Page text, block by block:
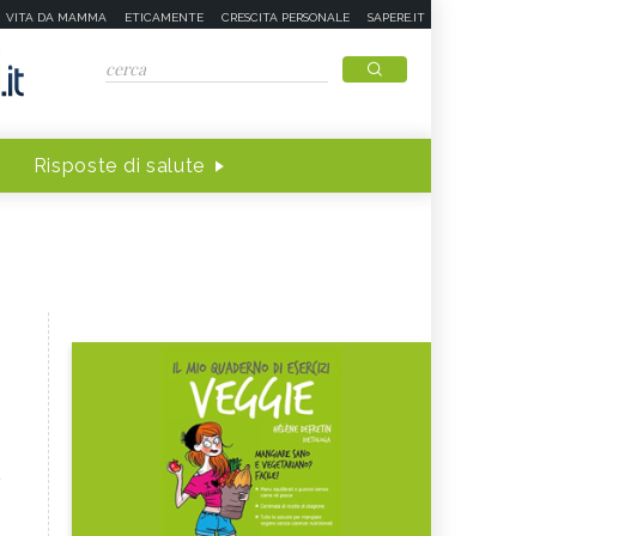
VITA DA MAMMA ETICAMENTE CRESCITA PERSONALE SAPERE.IT
Risposte di salute